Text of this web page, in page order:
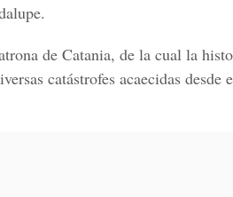
de Catania, de la cual la
catástrofes acaecidas